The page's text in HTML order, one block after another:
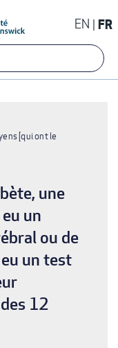
EN FR
[qui ont le
une
un
ou de
un test
12